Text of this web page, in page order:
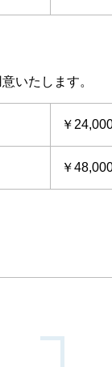
いたします。
￥
￥